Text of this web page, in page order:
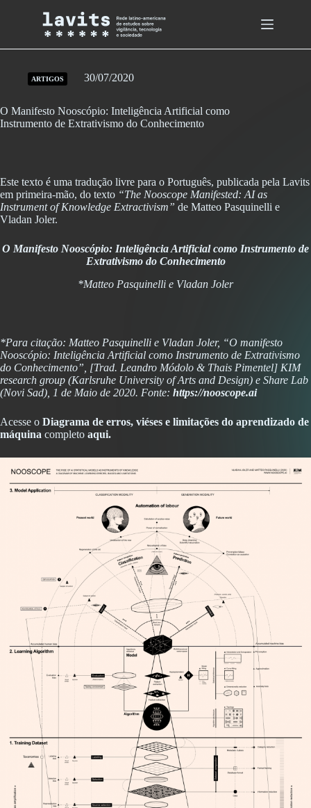
ARTIGOS 30/07/2020
O Manifesto Nooscópio: Inteligência Artificial como
Instrumento de Extrativismo do Conhecimento
Este texto é uma tradução livre para o Português, publicada pela Lavits
em primeira-mão, do texto “The Nooscope Manifested: AI as
Instrument of Knowledge Extractivism” de Matteo Pasquinelli e
Vladan Joler.
O Manifesto Nooscópio: Inteligência Artificial como Instrumento de
Extrativismo do Conhecimento
*Matteo Pasquinelli e Vladan Joler
*Para citação: Matteo Pasquinelli e Vladan Joler, “O manifesto
Nooscópio: Inteligência Artificial como Instrumento de Extrativismo
do Conhecimento”, [Trad. Leandro Módolo & Thais Pimentel] KIM
research group (Karlsruhe University of Arts and Design) e Share Lab
(Novi Sad), 1 de Maio de 2020. Fonte: https://nooscope.ai
Acesse o Diagrama de erros, viéses e limitações do aprendizado de
máquina completo aqui.